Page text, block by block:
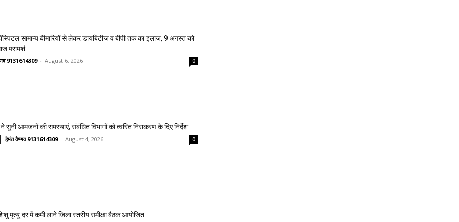
सामान्य बीमारियों से लेकर डायबिटीज व बीपी तक का इलाज, 9 अगस्त को
परामर्श
9131614309 - August 6, 2026 0
आमजनों की समस्याएं, संबंधित विभागों को त्वरित निराकरण के दिए निर्देश
हेमंत वैष्णव 9131614309 - August 4, 2026 0
मृत्यु दर में कमी लाने जिला स्तरीय समीक्षा बैठक आयोजित